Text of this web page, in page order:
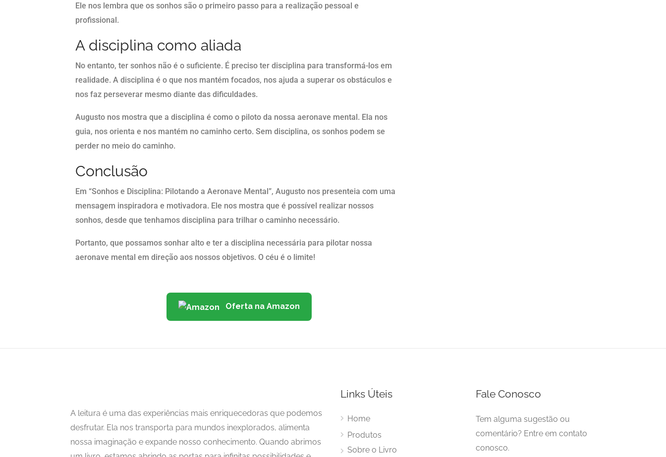
Ele nos lembra que os sonhos são o primeiro passo para a realização pessoal e
profissional.
A disciplina como aliada
No entanto, ter sonhos não é o suficiente. É preciso ter disciplina para transformá-los em
realidade. A disciplina é o que nos mantém focados, nos ajuda a superar os obstáculos e
nos faz perseverar mesmo diante das dificuldades.
Augusto nos mostra que a disciplina é como o piloto da nossa aeronave mental. Ela nos
guia, nos orienta e nos mantém no caminho certo. Sem disciplina, os sonhos podem se
perder no meio do caminho.
Conclusão
Em “Sonhos e Disciplina: Pilotando a Aeronave Mental”, Augusto nos presenteia com uma
mensagem inspiradora e motivadora. Ele nos mostra que é possível realizar nossos
sonhos, desde que tenhamos disciplina para trilhar o caminho necessário.
Portanto, que possamos sonhar alto e ter a disciplina necessária para pilotar nossa
aeronave mental em direção aos nossos objetivos. O céu é o limite!
Oferta na Amazon
A leitura é uma das experiências mais enriquecedoras que podemos
desfrutar. Ela nos transporta para mundos inexplorados, alimenta
nossa imaginação e expande nosso conhecimento. Quando abrimos
Links Úteis
Home
Produtos
Sobre o Livro
Fale Conosco
Tem alguma sugestão ou
comentário? Entre em contato
conosco.